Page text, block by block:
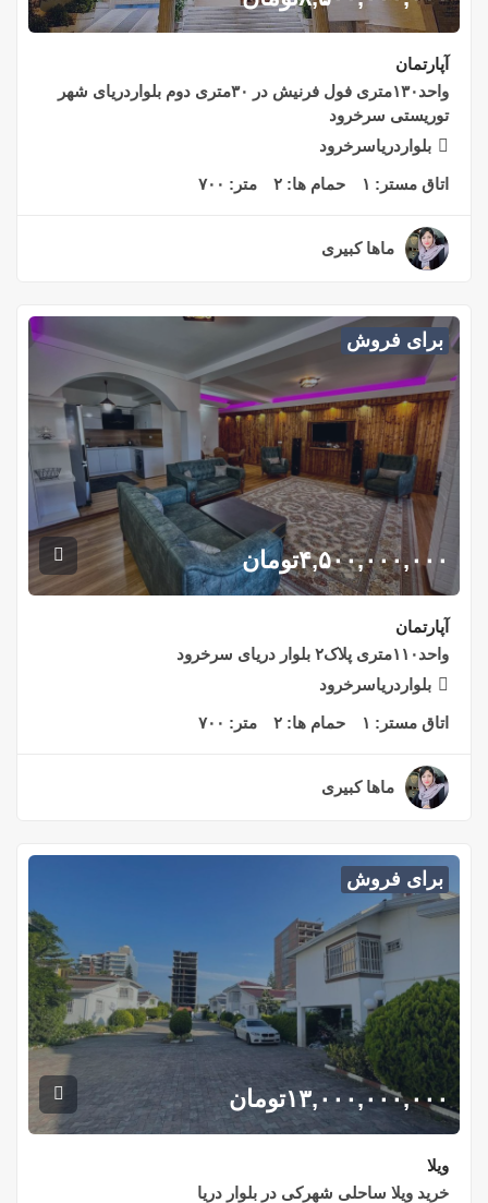
آپارتمان
واحد۱۳۰متری فول فرنیش در ۳۰متری دوم بلواردریای شهر
توریستی سرخرود
بلواردریاسرخرود
اتاق مستر: ۱ حمام ها: ۲ متر: ۷۰۰
ماها کبیری
برای فروش
۴,۵۰۰,۰۰۰,۰۰۰تومان
آپارتمان
واحد۱۱۰متری پلاک۲ بلوار دریای سرخرود
بلواردریاسرخرود
اتاق مستر: ۱ حمام ها: ۲ متر: ۷۰۰
ماها کبیری
برای فروش
۱۳,۰۰۰,۰۰۰,۰۰۰تومان
ویلا
خرید ویلا ساحلی شهرکی در بلوار دریا